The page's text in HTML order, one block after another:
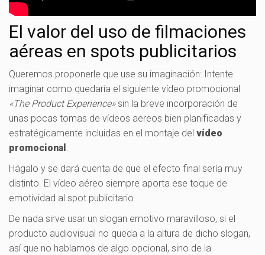
El valor del uso de filmaciones
aéreas en spots publicitarios
Queremos proponerle que use su imaginación: Intente
imaginar como quedaría el siguiente vídeo promocional
«The Product Experience»sin la breve incorporación de
unas pocas tomas de vídeos aereos bien planificadas y
estratégicamente incluidas en el montaje del vídeo
promocional .
Hágalo y se dará cuenta de que el efecto final sería muy
distinto. El vídeo aéreo siempre aporta ese toque de
emotividad al spot publicitario.
De nada sirve usar un slogan emotivo maravilloso, si el
producto audiovisual no queda a la altura de dicho slogan,
así que no hablamos de algo opcional, sino de la